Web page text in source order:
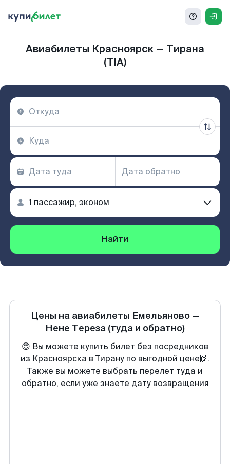
Авиабилеты Красноярск — Тирана
(TIA)
Найти
Цены на авиабилеты Емельяново —
Нене Тереза (туда и обратно)
😍 Вы можете купить билет без посредников
из Красноярска в Тирану по выгодной цене🙌.
Также вы можете выбрать перелет туда и
обратно, если уже знаете дату возвращения